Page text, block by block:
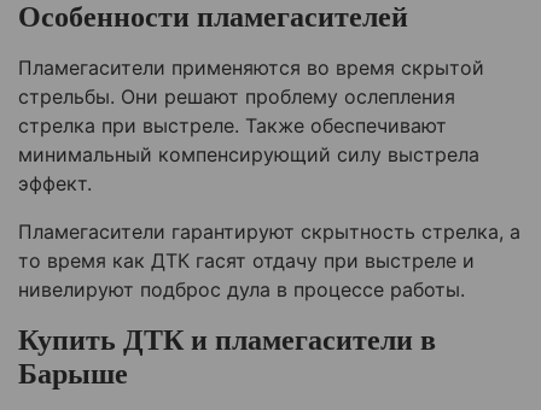
Особенности пламегасителей
Пламегасители применяются во время скрытой
стрельбы. Они решают проблему ослепления
стрелка при выстреле. Также обеспечивают
минимальный компенсирующий силу выстрела
эффект.
Пламегасители гарантируют скрытность стрелка, а
то время как ДТК гасят отдачу при выстреле и
нивелируют подброс дула в процессе работы.
Купить ДТК и пламегасители в
Барыше